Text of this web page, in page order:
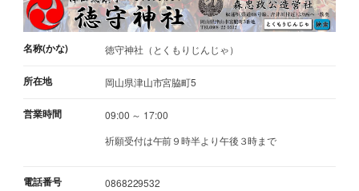
名称(かな) 徳守神社（とくもりじんじゃ）
所在地 岡山県津山市宮脇町5
営業時間
09:00 ～ 17:00
祈願受付は午前９時半より午後３時まで
電話番号 0868229532